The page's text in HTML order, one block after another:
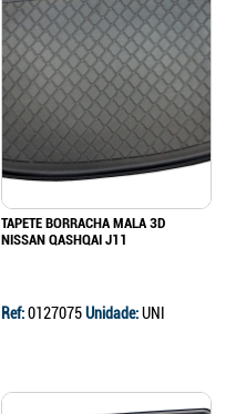
TAPETE BORRACHA MALA 3D
NISSAN QASHQAI J11
Ref:0127075Unidade:UNI